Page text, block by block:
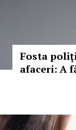
Fosta
afaceri: A